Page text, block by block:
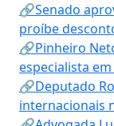
🔗Senado
proíbe
🔗Pinheiro
especialista
🔗Deputado
internacionais